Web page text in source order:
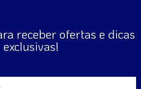
receber ofertas e dicas
exclusivas!